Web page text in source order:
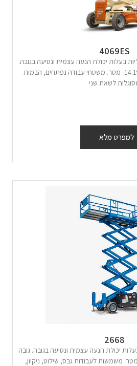
4069ES
בעלות יכולת הנעה עצמית ונסיעה בגובה.
גובה עבודה של במה זו כ 14.19- מטר. משטחי עבודה נפתחים, הבמות
לשאת שני
למפרט מלא
2668
יכולת הנעה עצמית ונסיעה בגובה. גובה
של במה זו כ 9.9- מטר. משמשות לעבודות גבס, שילוט, ניקיון,